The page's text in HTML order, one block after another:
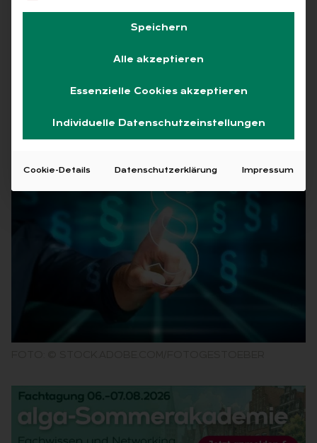
Die Vorschläge der Kommission
“Rechtssicherheit in der
Thüsing) liegen jetzt vor.
Lesezeit 1 Min.
Speichern
Alle akzeptieren
Essenzielle Cookies akzeptieren
Individuelle Datenschutzeinstellungen
Cookie-Details Datenschutzerklärung Impressum